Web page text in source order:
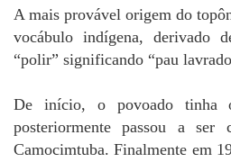
A mais provável origem do
vocábulo indígena, derivado
“polir” significando “pau
De início, o povoado tinha
posteriormente passou a
Camocimtuba. Finalmente em